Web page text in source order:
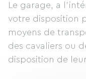
envolvido pela
lareira crepitante.
Le garage, a
votre disposition
moyens de
des cavaliers ou
disposition de